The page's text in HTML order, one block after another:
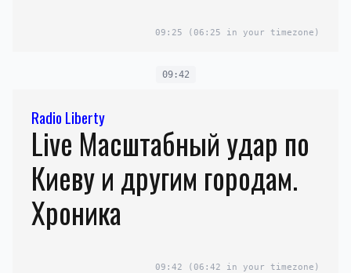
09:25 (06:25 in your timezone)
09:42
Radio Liberty
Live Масштабный удар по
Киеву и другим городам.
Хроника
09:42 (06:42 in your timezone)